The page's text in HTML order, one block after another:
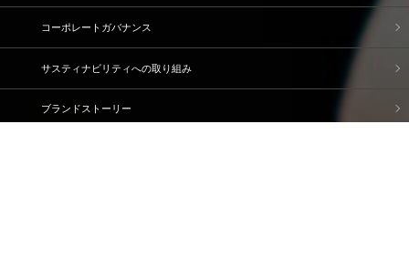
コーポレートガバナンス
サスティナビリティへの取り組み
ブランドストーリー